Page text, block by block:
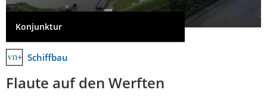
Konjunktur
Schiffbau
Flaute auf den Werften